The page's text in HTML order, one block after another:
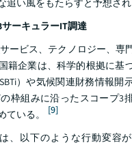
追い風をもたらすと予想され
ーキュラーIT調達
ービス、テクノロジー、専
籍企業は、科学的根拠に基
）や気候関連財務情報開
の枠組みに沿ったスコープ3
ている。
[9]
、以下のような行動変容